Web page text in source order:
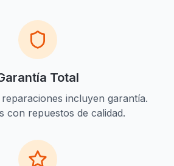
Total
incluyen garantía.
con repuestos de calidad.